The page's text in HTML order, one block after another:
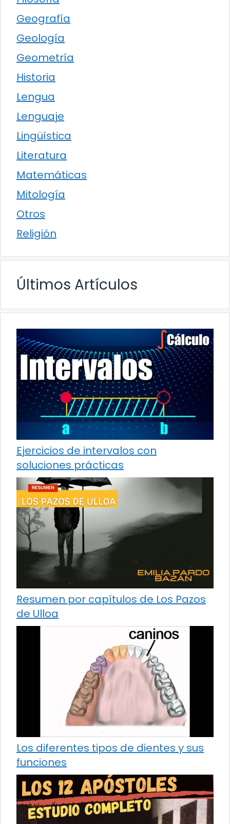
Geografía
Geología
Geometría
Historia
Lengua
Lenguaje
Lingüística
Literatura
Matemáticas
Mitología
Otros
Religión
Últimos Artículos
Ejercicios de intervalos con
soluciones prácticas
Resumen por capítulos de Los Pazos
de Ulloa
Los diferentes tipos de dientes y sus
funciones